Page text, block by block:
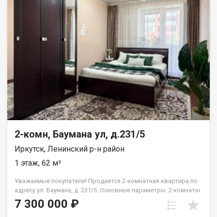
покупка остальной мебели и техники обсуждается
индивидуально. Совмещенный санузел эргономичное
пространство. О ДОМЕ И ДВОРЕ: Дом расположен на ул.
Депутатская (очень теплый). Просторный, ухоженный двор с
современной детской площадкой. Нет проблем с парковкой
автомобиля. РАЗВИТАЯ ИНФРАСТРУКТУРА В ШАГОВОЙ
ДОСТУПНОСТИ: Транспортная развязка: остановка
общественного транспорта буквально в паре минут ходьбы.
Абсолютно всё рядом: крупные супермаркеты, аптеки и
бытовые магазины. Отличное расположение для семей:
школы и детские сады находятся в пешей доступности.
ЮРИДИЧЕСКАЯ ЧИСТОТА: Квартира полностью готова к
сделке. Без долгов, залогов и обременений. Любая форма
расчета. Рядом: у.Байкальская, ул.Волжская, ул.Трилиссера,
ул. Ширямова Звоните прямо сейчас! Отвечу на все вопросы и
организую показ в удобное для вас время.
2-комн, Баумана ул, д.231/5
Иркутск, Ленинский р-н район
1 этаж, 62 м²
Уважаемые покупатели! Продается 2-комнатная квартира по
адресу ул. Баумана, д. 231/5. Основные параметры: 2 комнаты
+ кухня (просторная планировка)Общая площадь: 62 м (55 м
без балкона)Этаж: 1-й (удобный вход, отсутствие очередей в
7 300 000 ₽